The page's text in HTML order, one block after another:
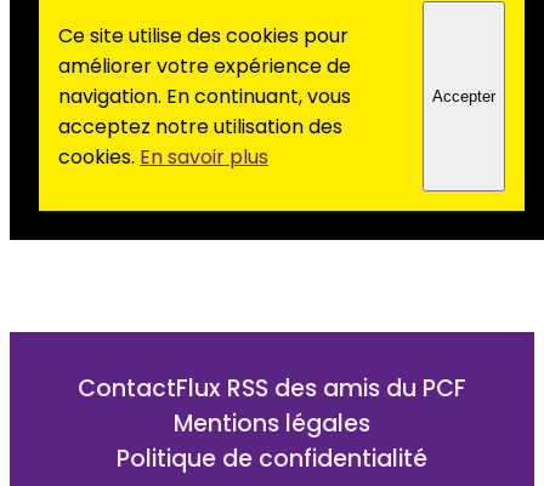
Ce site utilise des cookies pour
améliorer votre expérience de
navigation. En continuant, vous
acceptez notre utilisation des
cookies. En savoir plus
Accepter
ContactFlux RSS des amis du PCF
Mentions légales
Politique de confidentialité